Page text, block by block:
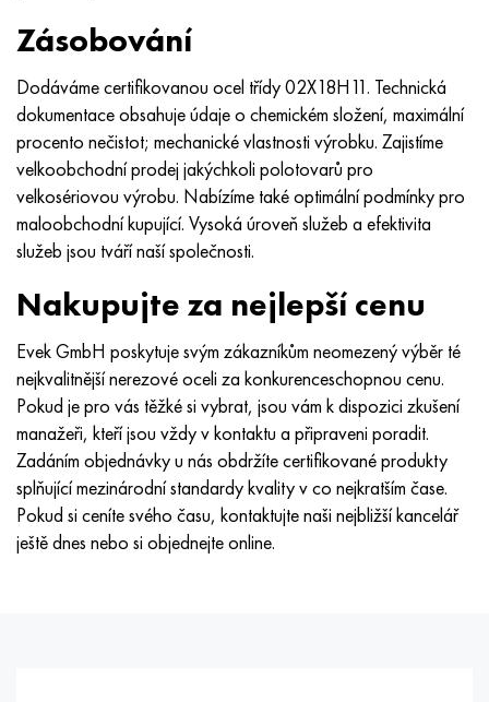
Zásobování
Dodáváme certifikovanou ocel třídy 02X18H11. Technická
dokumentace obsahuje údaje o chemickém složení, maximální
procento nečistot; mechanické vlastnosti výrobku. Zajistíme
velkoobchodní prodej jakýchkoli polotovarů pro
velkosériovou výrobu. Nabízíme také optimální podmínky pro
maloobchodní kupující. Vysoká úroveň služeb a efektivita
služeb jsou tváří naší společnosti.
Nakupujte za nejlepší cenu
Evek GmbH poskytuje svým zákazníkům neomezený výběr té
nejkvalitnější nerezové oceli za konkurenceschopnou cenu.
Pokud je pro vás těžké si vybrat, jsou vám k dispozici zkušení
manažeři, kteří jsou vždy v kontaktu a připraveni poradit.
Zadáním objednávky u nás obdržíte certifikované produkty
splňující mezinárodní standardy kvality v co nejkratším čase.
Pokud si ceníte svého času, kontaktujte naši nejbližší kancelář
ještě dnes nebo si objednejte online.